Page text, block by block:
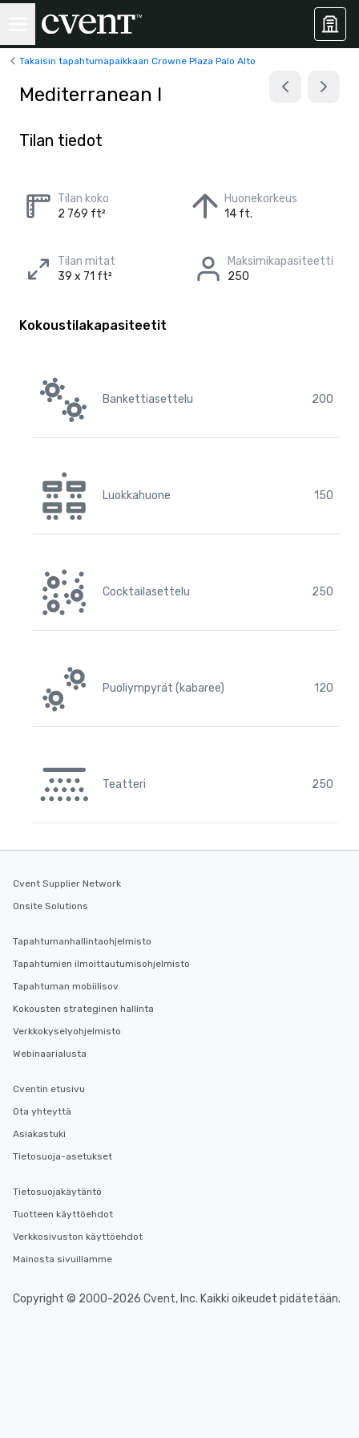
Takaisin tapahtumapaikkaan Crowne Plaza Palo Alto
Mediterranean I
Tilan tiedot
Tilan koko
2 769 ft²
Huonekorkeus
14 ft.
Tilan mitat
39 x 71 ft²
Maksimikapasiteetti
250
Kokoustilakapasiteetit
Bankettiasettelu 200
Luokkahuone 150
Cocktailasettelu 250
Puoliympyrät (kabaree) 120
Teatteri 250
Cvent Supplier Network
Onsite Solutions
Tapahtumanhallintaohjelmisto
Tapahtumien ilmoittautumisohjelmisto
Tapahtuman mobiilisov
Kokousten strateginen hallinta
Verkkokyselyohjelmisto
Webinaarialusta
Cventin etusivu
Ota yhteyttä
Asiakastuki
Tietosuoja-asetukset
Tietosuojakäytäntö
Tuotteen käyttöehdot
Verkkosivuston käyttöehdot
Mainosta sivuillamme
Copyright © 2000-2026 Cvent, Inc. Kaikki oikeudet pidätetään.